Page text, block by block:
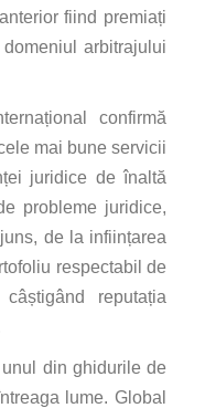
fiind premiați
arbitrajului
confirmă
mai bune servicii
juridice de înaltă
probleme juridice,
de la inființarea
respectabil de
reputația
din ghidurile de
lume. Global